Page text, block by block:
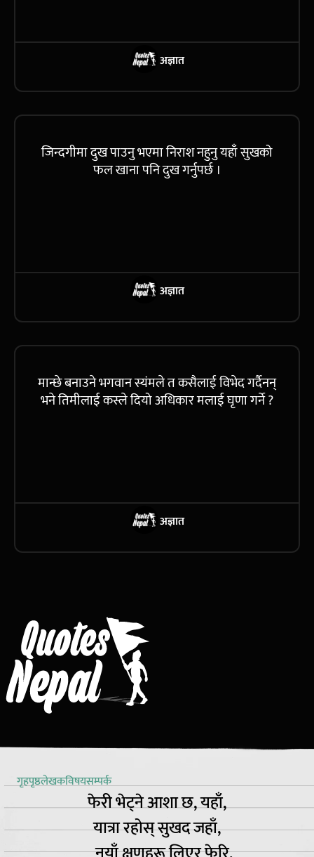
अज्ञात
जिन्दगीमा दुख पाउनु भएमा निराश नहुनु यहाँ सुखको
फल खाना पनि दुख गर्नुपर्छ ।
अज्ञात
मान्छे बनाउने भगवान स्यंमले त कसैलाई विभेद गर्दैनन्
भने तिमीलाई कस्ले दियो अधिकार मलाई घृणा गर्ने ?
अज्ञात
गृहपृष्ठलेखकविषयसम्पर्क
फेरी भेट्ने आशा छ, यहाँ,
यात्रा रहोस् सुखद जहाँ,